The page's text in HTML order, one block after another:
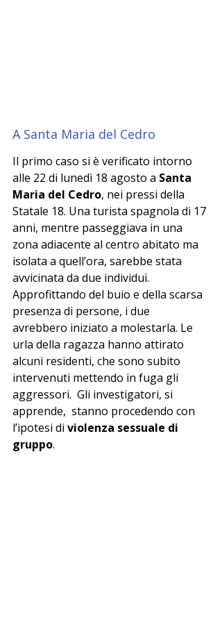
A Santa Maria del Cedro
Il primo caso si è verificato intorno
alle 22 di lunedì 18 agosto a Santa
Maria del Cedro, nei pressi della
Statale 18. Una turista spagnola di 17
anni, mentre passeggiava in una
zona adiacente al centro abitato ma
isolata a quell’ora, sarebbe stata
avvicinata da due individui.
Approfittando del buio e della scarsa
presenza di persone, i due
avrebbero iniziato a molestarla. Le
urla della ragazza hanno attirato
alcuni residenti, che sono subito
intervenuti mettendo in fuga gli
aggressori.  Gli investigatori, si
apprende,  stanno procedendo con
l’ipotesi di violenza sessuale di
gruppo.